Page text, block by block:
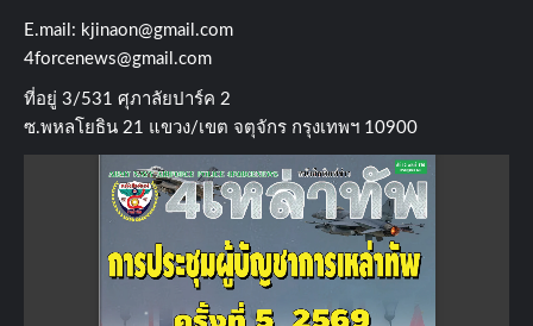
E.mail: kjinaon@gmail.com
4forcenews@gmail.com
ที่อยู่​ 3/531​ ศุภาลัยปาร์ค​ 2
ซ.พหลโยธิน​ 21​ แขวง/เขต​ จตุจักร​ กรุงเทพฯ 10900